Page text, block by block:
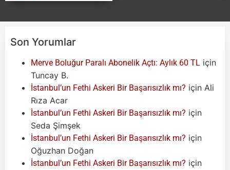
Son Yorumlar
Merve Boluğur Paralı Abonelik Açtı: Aylık 60 TL için
Tuncay B.
İstanbul’un Fethi Askeri Bir Başarısızlık mı? için Ali
Rıza Acar
İstanbul’un Fethi Askeri Bir Başarısızlık mı? için
Seda Şimşek
İstanbul’un Fethi Askeri Bir Başarısızlık mı? için
Oğuzhan Doğan
İstanbul’un Fethi Askeri Bir Başarısızlık mı? için